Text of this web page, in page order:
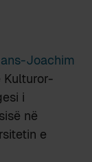
Joachim
Kulturor-
i
në
e